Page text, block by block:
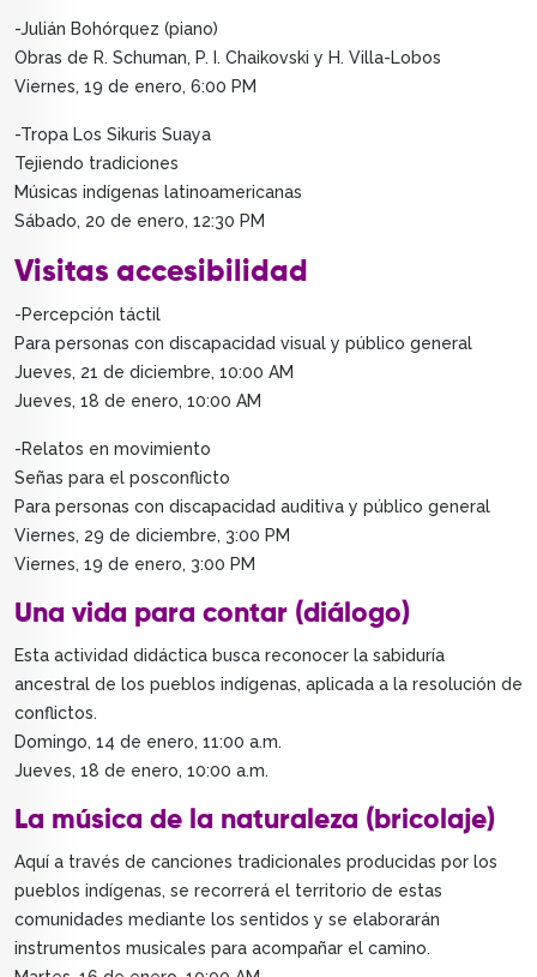
-Julián Bohórquez (piano)
Obras de R. Schuman, P. I. Chaikovski y H. Villa-Lobos
Viernes, 19 de enero, 6:00 PM
-Tropa Los Sikuris Suaya
Tejiendo tradiciones
Músicas indígenas latinoamericanas
Sábado, 20 de enero, 12:30 PM
Visitas accesibilidad
-Percepción táctil
Para personas con discapacidad visual y público general
Jueves, 21 de diciembre, 10:00 AM
Jueves, 18 de enero, 10:00 AM
-Relatos en movimiento
Señas para el posconflicto
Para personas con discapacidad auditiva y público general
Viernes, 29 de diciembre, 3:00 PM
Viernes, 19 de enero, 3:00 PM
Una vida para contar (diálogo)
Esta actividad didáctica busca reconocer la sabiduría
ancestral de los pueblos indígenas, aplicada a la resolución de
conflictos.
Domingo, 14 de enero, 11:00 a.m.
Jueves, 18 de enero, 10:00 a.m.
La música de la naturaleza (bricolaje)
Aquí a través de canciones tradicionales producidas por los
pueblos indígenas, se recorrerá el territorio de estas
comunidades mediante los sentidos y se elaborarán
instrumentos musicales para acompañar el camino.